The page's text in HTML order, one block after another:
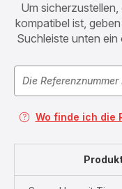
Um
kompatibel ist,
Suchleiste unten ein
Wo finde ich die